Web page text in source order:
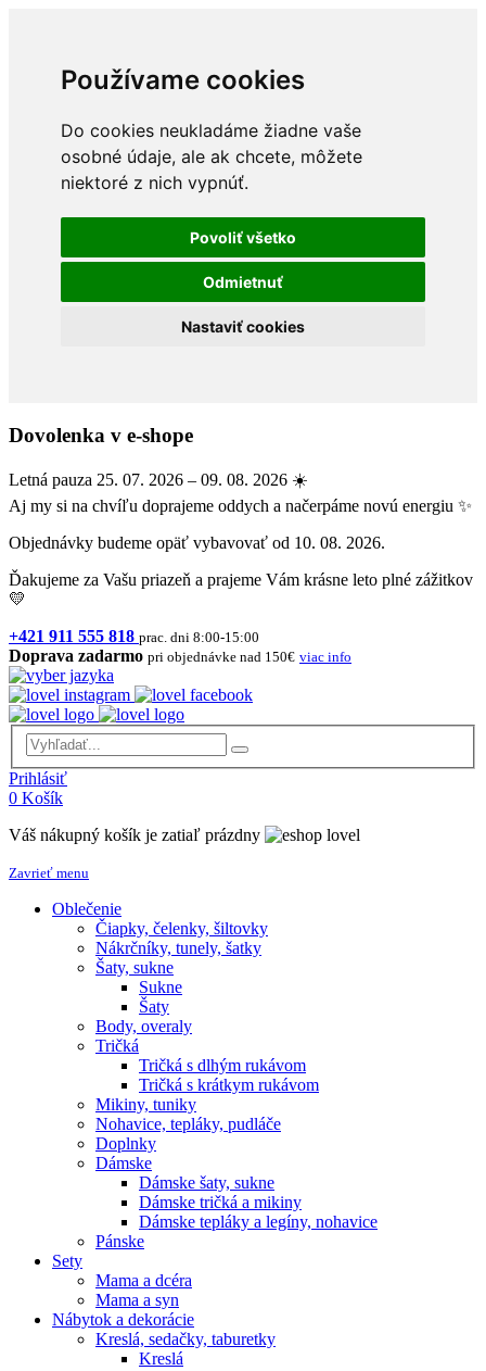
Používame cookies
Do cookies neukladáme žiadne vaše
osobné údaje, ale ak chcete, môžete
niektoré z nich vypnúť.
Povoliť všetko
Odmietnuť
Nastaviť cookies
Dovolenka v e-shope
Letná pauza 25. 07. 2026 – 09. 08. 2026 ☀️
Aj my si na chvíľu doprajeme oddych a načerpáme novú energiu ✨
Objednávky budeme opäť vybavovať od 10. 08. 2026.
Ďakujeme za Vašu priazeň a prajeme Vám krásne leto plné zážitkov
💛
+421 911 555 818 prac. dni 8:00-15:00
Doprava zadarmo pri objednávke nad 150€ viac info
Prihlásiť
0 Košík
Váš nákupný košík je zatiaľ prázdny
Zavrieť menu
Oblečenie
Čiapky, čelenky, šiltovky
Nákrčníky, tunely, šatky
Šaty, sukne
Sukne
Šaty
Body, overaly
Tričká
Tričká s dlhým rukávom
Tričká s krátkym rukávom
Mikiny, tuniky
Nohavice, tepláky, pudláče
Doplnky
Dámske
Dámske šaty, sukne
Dámske tričká a mikiny
Dámske tepláky a legíny, nohavice
Pánske
Sety
Mama a dcéra
Mama a syn
Nábytok a dekorácie
Kreslá, sedačky, taburetky
Kreslá